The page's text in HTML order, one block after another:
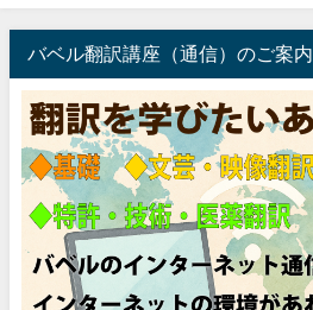
の物語――』
バベル翻訳講座（通信）のご案内